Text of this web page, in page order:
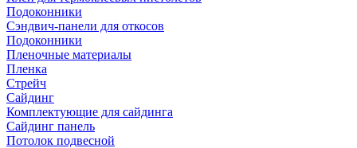
Подоконники
Сэндвич-панели для откосов
Подоконники
Пленочные материалы
Пленка
Стрейч
Сайдинг
Комплектующие для сайдинга
Сайдинг панель
Потолок подвесной